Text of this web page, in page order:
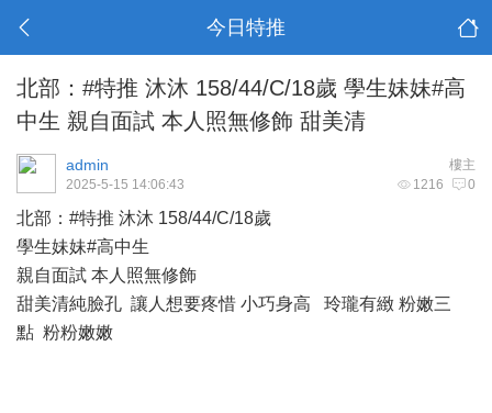
今日特推
北部：#特推 沐沐 158/44/C/18歲 學生妹妹#高
中生 親自面試 本人照無修飾 甜美清
樓主
admin
1216 0
2025-5-15 14:06:43
北部：#特推 沐沐 158/44/C/18歲
學生妹妹#高中生
親自面試 本人照無修飾
甜美清純臉孔 讓人想要疼惜 小巧身高 玲瓏有緻 粉嫩三
點 粉粉嫩嫩